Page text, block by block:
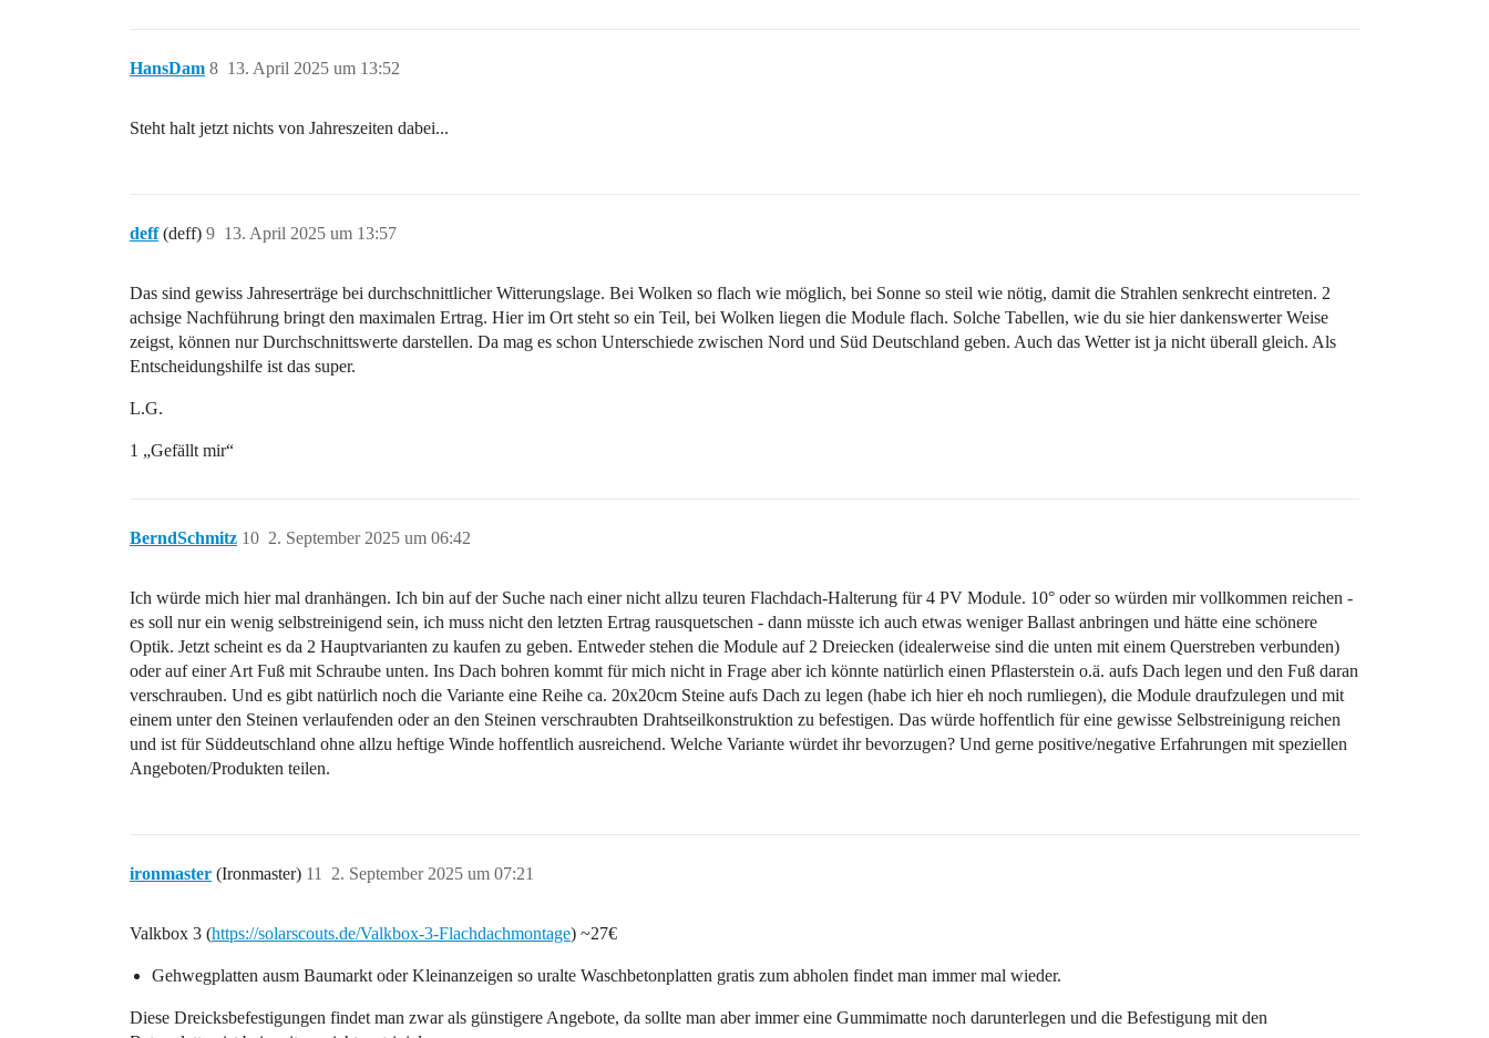
HansDam 13. April 2025 um 13:52
8
Steht halt jetzt nichts von Jahreszeiten dabei...
deff (deff) 13. April 2025 um 13:57
9
Das sind gewiss Jahreserträge bei durchschnittlicher Witterungslage. Bei Wolken so flach wie möglich, bei Sonne so steil wie nötig, damit die Strahlen senkrecht eintreten. 2
achsige Nachführung bringt den maximalen Ertrag. Hier im Ort steht so ein Teil, bei Wolken liegen die Module flach. Solche Tabellen, wie du sie hier dankenswerter Weise
zeigst, können nur Durchschnittswerte darstellen. Da mag es schon Unterschiede zwischen Nord und Süd Deutschland geben. Auch das Wetter ist ja nicht überall gleich. Als
Entscheidungshilfe ist das super.
L.G.
1 „Gefällt mir“
BerndSchmitz 2. September 2025 um 06:42
10
Ich würde mich hier mal dranhängen. Ich bin auf der Suche nach einer nicht allzu teuren Flachdach-Halterung für 4 PV Module. 10° oder so würden mir vollkommen reichen -
es soll nur ein wenig selbstreinigend sein, ich muss nicht den letzten Ertrag rausquetschen - dann müsste ich auch etwas weniger Ballast anbringen und hätte eine schönere
Optik. Jetzt scheint es da 2 Hauptvarianten zu kaufen zu geben. Entweder stehen die Module auf 2 Dreiecken (idealerweise sind die unten mit einem Querstreben verbunden)
oder auf einer Art Fuß mit Schraube unten. Ins Dach bohren kommt für mich nicht in Frage aber ich könnte natürlich einen Pflasterstein o.ä. aufs Dach legen und den Fuß daran
verschrauben. Und es gibt natürlich noch die Variante eine Reihe ca. 20x20cm Steine aufs Dach zu legen (habe ich hier eh noch rumliegen), die Module draufzulegen und mit
einem unter den Steinen verlaufenden oder an den Steinen verschraubten Drahtseilkonstruktion zu befestigen. Das würde hoffentlich für eine gewisse Selbstreinigung reichen
und ist für Süddeutschland ohne allzu heftige Winde hoffentlich ausreichend. Welche Variante würdet ihr bevorzugen? Und gerne positive/negative Erfahrungen mit speziellen
Angeboten/Produkten teilen.
ironmaster (Ironmaster) 2. September 2025 um 07:21
11
Valkbox 3 (https://solarscouts.de/Valkbox-3-Flachdachmontage) ~27€
Gehwegplatten ausm Baumarkt oder Kleinanzeigen so uralte Waschbetonplatten gratis zum abholen findet man immer mal wieder.
Diese Dreicksbefestigungen findet man zwar als günstigere Angebote, da sollte man aber immer eine Gummimatte noch darunterlegen und die Befestigung mit den